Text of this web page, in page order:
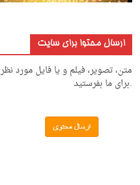
ارسال محتوا برای سایت
متن، تصویر، فیلم و یا فایل مورد
.برای ما بفرستید